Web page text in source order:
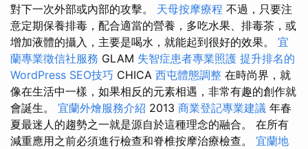
對下一次外部或內部的攻擊。 天母按摩療程 不過，只要注
意定期保養排毒，配合適當的營養，多吃水果、排毒茶，或
增加液體的攝入，主要是喝水，就能起到很好的效果。 宜
蘭專業徵信社服務 GLAM 失智症患者專業照護 提升排名的
WordPress SEO技巧 CHICA 西屯體態調整 在時尚界，就
像在生活中一樣，如果相反的元素相遇，非常有趣的創作就
會誕生。 宜蘭外燴服務介紹 2013 商業登記專業建議 年春
夏最迷人的趨勢之一就是源自於這種理念的融合。 在所有
減重應用之前必須進行檢查和脊椎按摩治療檢查。 宜蘭地